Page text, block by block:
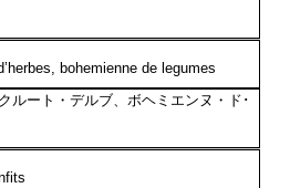
bohemienne de legumes
ルート・デルブ、ボヘミエンヌ・ド･